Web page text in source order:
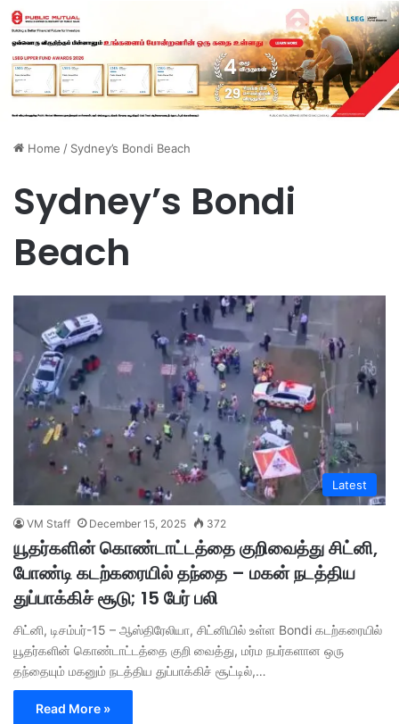
Home / Sydney’s Bondi Beach
Sydney’s Bondi
Beach
Latest
VM Staff December 15, 2025 372
யூதர்களின் கொண்டாட்டத்தை குறிவைத்து சிட்னி,
போண்டி கடற்கரையில் தந்தை – மகன் நடத்திய
துப்பாக்கிச் சூடு; 15 பேர் பலி
சிட்னி, டிசம்பர்-15 – ஆஸ்திரேலியா, சிட்னியில் உள்ள Bondi கடற்கரையில்
யூதர்களின் கொண்டாட்டத்தை குறி வைத்து, மர்ம நபர்களான ஒரு
தந்தையும் மகனும் நடத்திய துப்பாக்கிச் சூட்டில்,…
Read More »